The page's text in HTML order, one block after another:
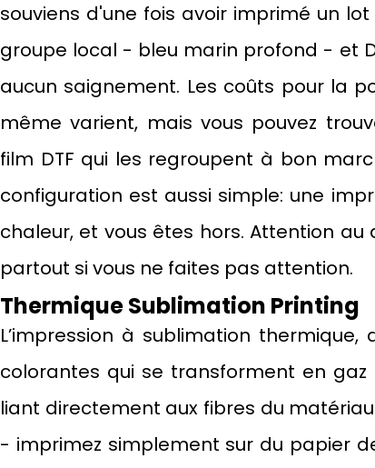
souviens d'une fois avoir imprimé un
groupe local - bleu marin profond - et
aucun saignement. Les coûts pour la
même varient, mais vous pouvez
film DTF qui les regroupent à bon
configuration est aussi simple: une
chaleur, et vous êtes hors. Attention
partout si vous ne faites pas attention.
ThermiqueSublimation Printing
L’impression à sublimation thermique,
colorantes qui se transforment en gaz
liant directement aux fibres du
- imprimez simplement sur du papier